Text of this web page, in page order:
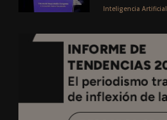
Inteligencia Artificial